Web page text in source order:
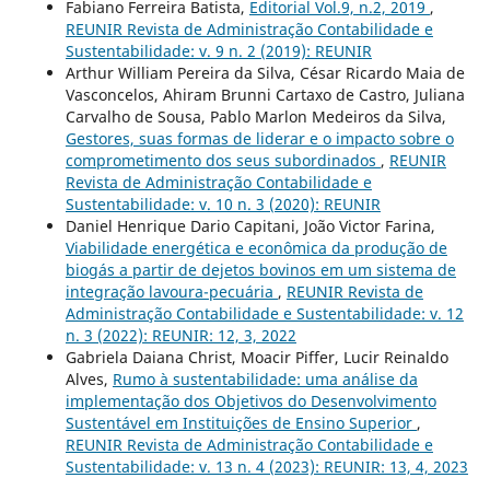
Fabiano Ferreira Batista, Editorial Vol.9, n.2, 2019 ,
REUNIR Revista de Administração Contabilidade e
Sustentabilidade: v. 9 n. 2 (2019): REUNIR
Arthur William Pereira da Silva, César Ricardo Maia de
Vasconcelos, Ahiram Brunni Cartaxo de Castro, Juliana
Carvalho de Sousa, Pablo Marlon Medeiros da Silva,
Gestores, suas formas de liderar e o impacto sobre o
comprometimento dos seus subordinados , REUNIR
Revista de Administração Contabilidade e
Sustentabilidade: v. 10 n. 3 (2020): REUNIR
Daniel Henrique Dario Capitani, João Victor Farina,
Viabilidade energética e econômica da produção de
biogás a partir de dejetos bovinos em um sistema de
integração lavoura-pecuária , REUNIR Revista de
Administração Contabilidade e Sustentabilidade: v. 12
n. 3 (2022): REUNIR: 12, 3, 2022
Gabriela Daiana Christ, Moacir Piffer, Lucir Reinaldo
Alves, Rumo à sustentabilidade: uma análise da
implementação dos Objetivos do Desenvolvimento
Sustentável em Instituições de Ensino Superior ,
REUNIR Revista de Administração Contabilidade e
Sustentabilidade: v. 13 n. 4 (2023): REUNIR: 13, 4, 2023